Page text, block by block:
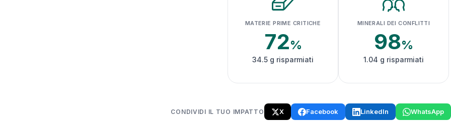
MATERIE PRIME CRITICHE
72%
34.5 g risparmiati
MINERALI DEI CONFLITTI
98%
1.04 g risparmiati
CONDIVIDI IL TUO IMPATTO X Facebook LinkedIn WhatsApp